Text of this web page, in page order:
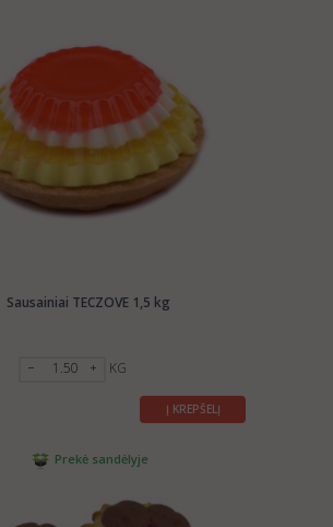
Sausainiai TECZOVE 1,5 kg
KG
Į KREPŠELĮ
Prekė sandėlyje